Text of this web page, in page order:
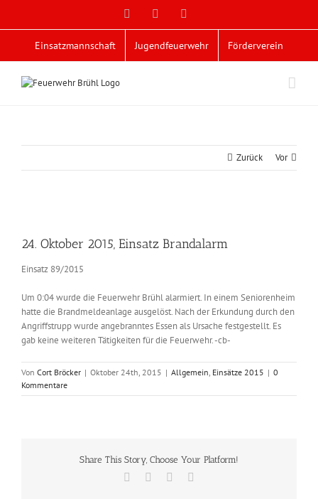
Facebook
Einsatzmannschaft Jugendfeuerwehr Förderverein
Zurück Vor
Bild
24. Oktober 2015, Einsatz Brandalarm
Einsatz 89/2015
Um 0:04 wurde die Feuerwehr Brühl alarmiert. In einem Seniorenheim
hatte die Brandmeldeanlage ausgelöst. Nach der Erkundung durch den
Angriffstrupp wurde angebranntes Essen als Ursache festgestellt. Es
gab keine weiteren Tätigkeiten für die Feuerwehr. -cb-
Von Cort Bröcker | Oktober 24th, 2015 | Allgemein, Einsätze 2015 | 0
Kommentare
Share This Story, Choose Your Platform!
Facebook